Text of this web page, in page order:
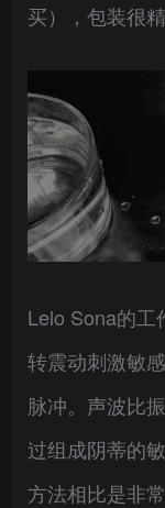
买），包装很
Lelo Sona的工
转震动刺激敏
脉冲。声波比
过组成阴蒂的
方法相比是非